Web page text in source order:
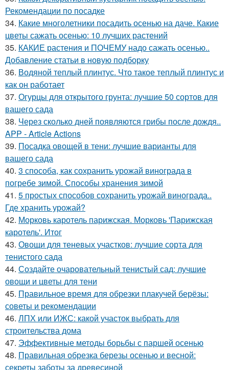
Рекомендации по посадке
34. Какие многолетники посадить осенью на даче. Какие
цветы сажать осенью: 10 лучших растений
35. КАКИЕ растения и ПОЧЕМУ надо сажать осенью..
Добавление статьи в новую подборку
36. Водяной теплый плинтус. Что такое теплый плинтус и
как он работает
37. Огурцы для открытого грунта: лучшие 50 сортов для
вашего сада
38. Через сколько дней появляются грибы после дождя..
APP - Article Actions
39. Посадка овощей в тени: лучшие варианты для
вашего сада
40. 3 способа, как сохранить урожай винограда в
погребе зимой. Способы хранения зимой
41. 5 простых способов сохранить урожай винограда..
Где хранить урожай?
42. Морковь каротель парижская. Морковь 'Парижская
каротель'. Итог
43. Овощи для теневых участков: лучшие сорта для
тенистого сада
44. Создайте очаровательный тенистый сад: лучшие
овощи и цветы для тени
45. Правильное время для обрезки плакучей берёзы:
советы и рекомендации
46. ЛПХ или ИЖС: какой участок выбрать для
строительства дома
47. Эффективные методы борьбы с паршей осенью
48. Правильная обрезка березы осенью и весной:
секреты заботы за древесиной